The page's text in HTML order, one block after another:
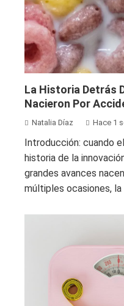
La Historia Detrás
Nacieron Por
Natalia Díaz Hace 1
Introducción: cuando
historia de la
grandes avances
múltiples ocasiones, la